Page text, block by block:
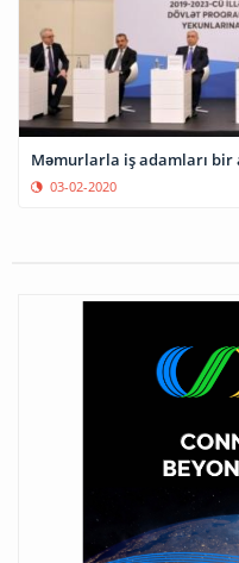
Məmurlarla iş adamları bir
03-02-2020